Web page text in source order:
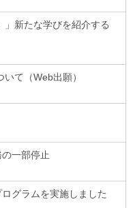
」新たな学びを紹介する
て（Web出願）
一部停止
グラムを実施しました